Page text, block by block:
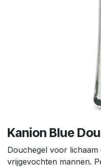
Kanion Blue
Douchegel voor
vrijgevochten mannen.